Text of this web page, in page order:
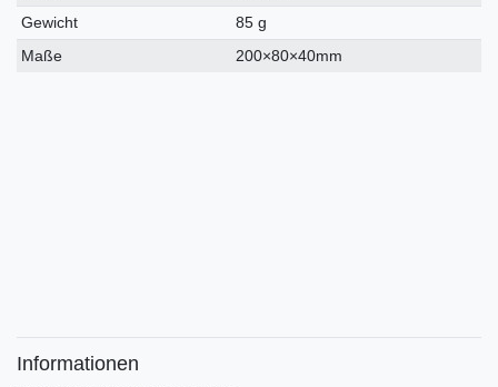
Gewicht
85 g
Maße
200×80×40mm
Informationen